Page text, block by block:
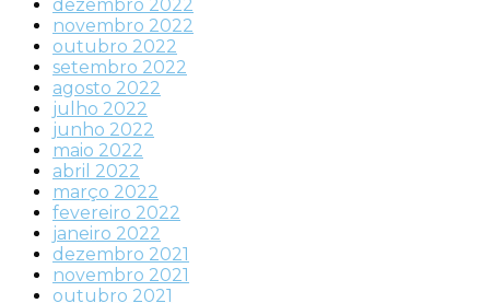
dezembro 2022
novembro 2022
outubro 2022
setembro 2022
agosto 2022
julho 2022
junho 2022
maio 2022
abril 2022
março 2022
fevereiro 2022
janeiro 2022
dezembro 2021
novembro 2021
outubro 2021